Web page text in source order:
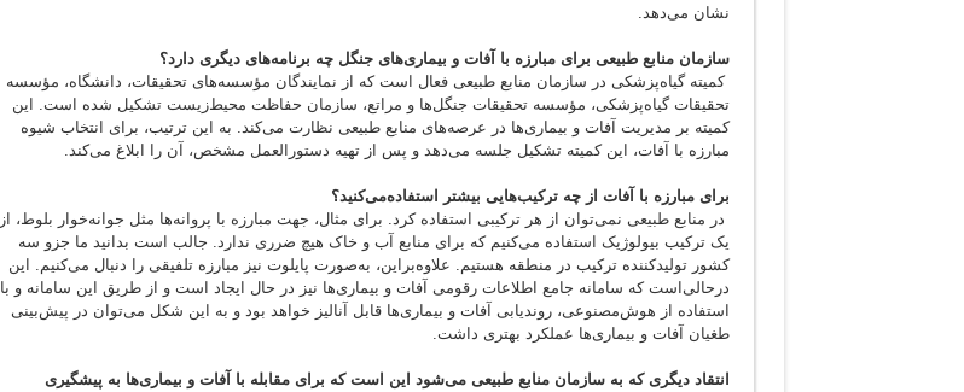
نشان می‌دهد.
سازمان منابع طبیعی برای مبارزه با آفات و بیماری‌های جنگل چه برنامه‌های دیگری دارد؟
کمیته گیاه‌پزشکی در سازمان منابع طبیعی فعال است که از نمایندگان مؤسسه‌های تحقیقات، دانشگاه، مؤسسه
تحقیقات گیاه‌پزشکی، مؤسسه تحقیقات جنگل‌ها و مراتع، سازمان حفاظت محیط‌زیست تشکیل شده است. این
کمیته بر مدیریت آفات و بیماری‌ها در عرصه‌های منابع طبیعی نظارت می‌کند. به این ترتیب، برای انتخاب شیوه
مبارزه با آفات، این کمیته تشکیل جلسه می‌دهد و پس از تهیه دستورالعمل مشخص، آن را ابلاغ می‌کند.
برای مبارزه با آفات از چه ترکیب‌هایی بیشتر استفاده‌می‌کنید؟
در منابع طبیعی نمی‌توان از هر ترکیبی استفاده کرد. برای مثال، جهت مبارزه با پروانه‌ها مثل جوانه‌خوار بلوط، از
یک ترکیب بیولوژیک استفاده می‌کنیم که برای منابع آب و خاک هیچ ضرری ندارد. جالب است بدانید ما جزو سه
کشور تولیدکننده ترکیب در منطقه هستیم. علاوه‌براین، به‌صورت پایلوت نیز مبارزه تلفیقی را دنبال می‌کنیم. این
درحالی‌است که سامانه جامع اطلاعات رقومی آفات و بیماری‌ها نیز در حال ایجاد است و از طریق این سامانه و با
استفاده از هوش‌مصنوعی، روندیابی آفات و بیماری‌ها قابل آنالیز خواهد بود و به این شکل می‌توان در پیش‌بینی
طغیان آفات و بیماری‌ها عملکرد بهتری داشت.
انتقاد دیگری که به سازمان منابع طبیعی می‌شود این است که برای مقابله با آفات و بیماری‌ها به پیشگیری